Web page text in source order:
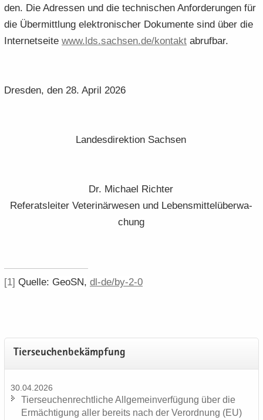
den. Die Adres­sen und die tech­ni­schen An­for­de­run­gen für
die Über­mitt­lung elek­tro­ni­scher Do­ku­men­te sind über die
In­ter­net­sei­te www.​lds.​sachsen.​de/​kontakt ab­ruf­bar.
Dres­den, den 28. April 2026
Lan­des­di­rek­ti­on Sach­sen
Dr. Mi­cha­el Rich­ter
Re­fe­rats­lei­ter Ve­te­ri­när­we­sen und Le­bens­mit­tel­über­wa­
chung
[1] Quel­le: GeoSN, dl-de/by-2-0
Tier­seu­chen­be­kämp­fung
30.04.2026
Tier­seu­chen­recht­li­che All­ge­mein­ver­fü­gung über die
Er­mäch­ti­gung aller be­reits nach der Ver­ord­nung (EU)